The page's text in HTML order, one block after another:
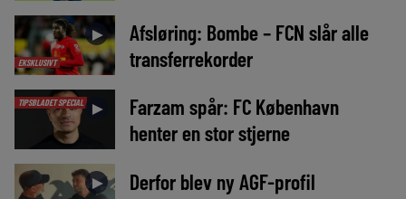
EKSKLUSIVT
►
Afsløring: Bombe – FCN slår alle
transferrekorder
TIPSBLADET SPECIAL ►
Farzam spår: FC København
henter en stor stjerne
►
Derfor blev ny AGF-profil